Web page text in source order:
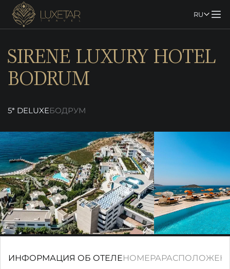
RU
SIRENE LUXURY HOTEL
BODRUM
5* DELUXEБОДРУМ
ИНФОРМАЦИЯ ОБ ОТЕЛЕНОМЕРА